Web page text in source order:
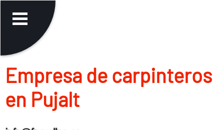
Empresa de carpinteros
en Pujalt